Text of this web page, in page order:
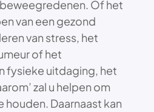
Of het
van een gezond
van stress, het
of het
fysieke uitdaging, het
zal u helpen om
Daarnaast kan